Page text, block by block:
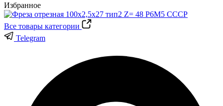
Избранное
Все товары категории
Telegram